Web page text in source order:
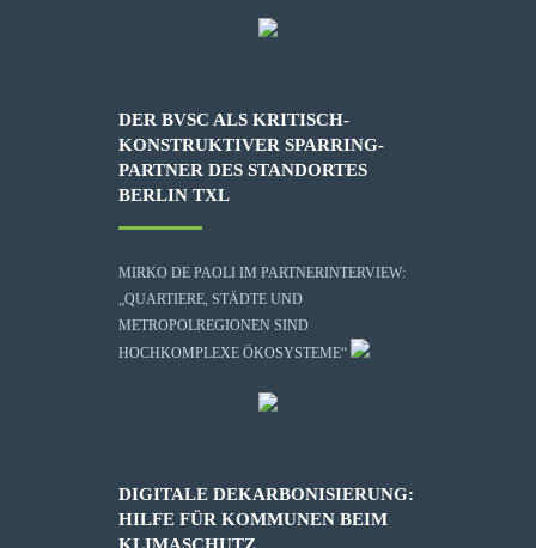
DER BVSC ALS KRITISCH-
KONSTRUKTIVER SPARRING-
PARTNER DES STANDORTES
BERLIN TXL
MIRKO DE PAOLI IM PARTNERINTERVIEW:
„QUARTIERE, STÄDTE UND
METROPOLREGIONEN SIND
HOCHKOMPLEXE ÖKOSYSTEME“
DIGITALE DEKARBONISIERUNG:
HILFE FÜR KOMMUNEN BEIM